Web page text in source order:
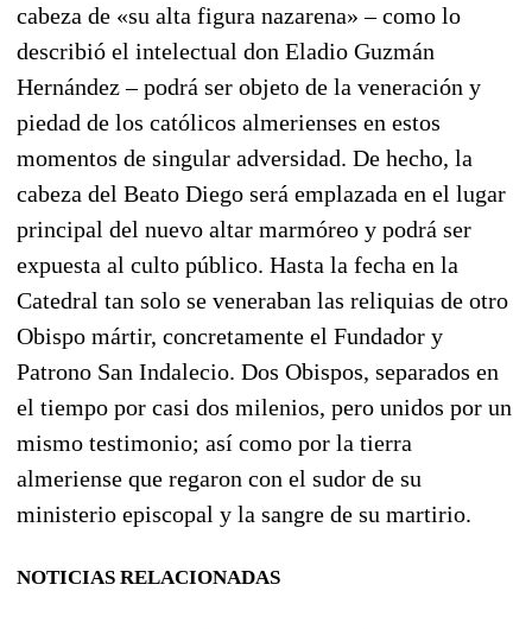
cabeza de «su alta figura nazarena» – como lo
describió el intelectual don Eladio Guzmán
Hernández – podrá ser objeto de la veneración y
piedad de los católicos almerienses en estos
momentos de singular adversidad. De hecho, la
cabeza del Beato Diego será emplazada en el lugar
principal del nuevo altar marmóreo y podrá ser
expuesta al culto público. Hasta la fecha en la
Catedral tan solo se veneraban las reliquias de otro
Obispo mártir, concretamente el Fundador y
Patrono San Indalecio. Dos Obispos, separados en
el tiempo por casi dos milenios, pero unidos por un
mismo testimonio; así como por la tierra
almeriense que regaron con el sudor de su
ministerio episcopal y la sangre de su martirio.
NOTICIAS RELACIONADAS